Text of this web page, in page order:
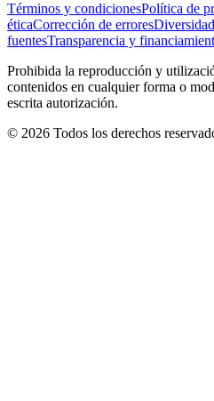
Términos y condicionesPolítica de
éticaCorrección de errores
fuentesTransparencia y
Prohibida la reproducción y
contenidos en cualquier forma o
escrita autorización.
© 2026 Todos los derechos